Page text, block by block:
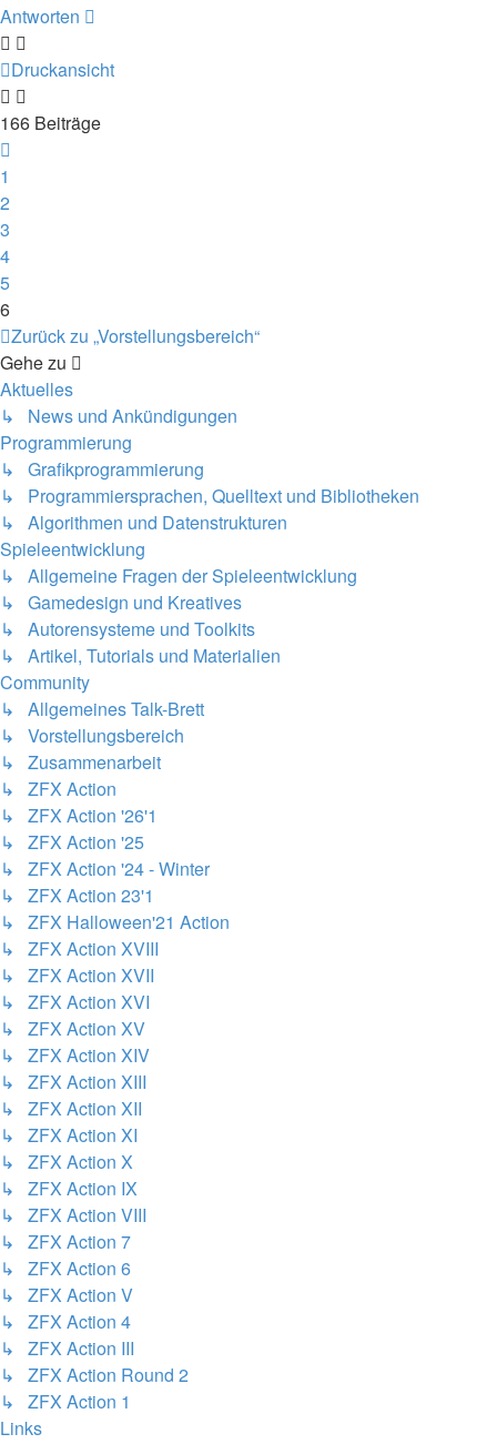
oben
Antworten
Druckansicht
166 Beiträge
1
2
3
4
5
6
Zurück zu „Vorstellungsbereich“
Gehe zu
Aktuelles
↳ News und Ankündigungen
Programmierung
↳ Grafikprogrammierung
↳ Programmiersprachen, Quelltext und Bibliotheken
↳ Algorithmen und Datenstrukturen
Spieleentwicklung
↳ Allgemeine Fragen der Spieleentwicklung
↳ Gamedesign und Kreatives
↳ Autorensysteme und Toolkits
↳ Artikel, Tutorials und Materialien
Community
↳ Allgemeines Talk-Brett
↳ Vorstellungsbereich
↳ Zusammenarbeit
↳ ZFX Action
↳ ZFX Action '26'1
↳ ZFX Action '25
↳ ZFX Action '24 - Winter
↳ ZFX Action 23'1
↳ ZFX Halloween'21 Action
↳ ZFX Action XVIII
↳ ZFX Action XVII
↳ ZFX Action XVI
↳ ZFX Action XV
↳ ZFX Action XIV
↳ ZFX Action XIII
↳ ZFX Action XII
↳ ZFX Action XI
↳ ZFX Action X
↳ ZFX Action IX
↳ ZFX Action VIII
↳ ZFX Action 7
↳ ZFX Action 6
↳ ZFX Action V
↳ ZFX Action 4
↳ ZFX Action III
↳ ZFX Action Round 2
↳ ZFX Action 1
Links